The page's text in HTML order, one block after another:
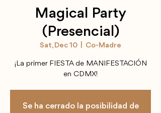
Magical Party
(Presencial)
Sat, Dec 10 Co-Madre
¡La primer FIESTA de MANIFESTACIÓN
en CDMX!
Se ha cerrado la posibilidad de